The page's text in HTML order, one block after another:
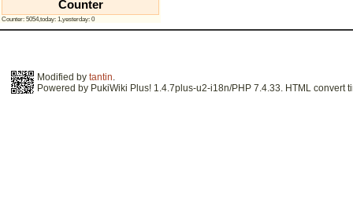
Counter
Counter: 5054,today: 1,yesterday: 0
Modified by tantin.
Powered by PukiWiki Plus! 1.4.7plus-u2-i18n/PHP 7.4.33. HTML convert